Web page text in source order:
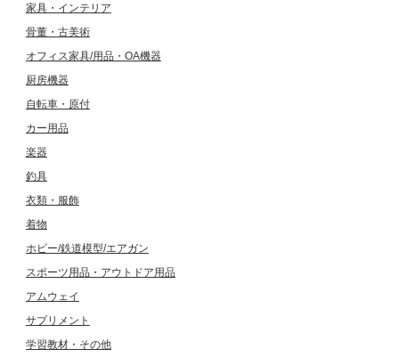
家具・インテリア
骨董・古美術
オフィス家具/用品・OA機器
厨房機器
自転車・原付
カー用品
楽器
釣具
衣類・服飾
着物
ホビー/鉄道模型/エアガン
スポーツ用品・アウトドア用品
アムウェイ
サプリメント
学習教材・その他